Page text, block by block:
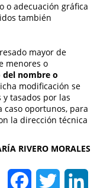
o adecuación gráfica
también
mayor de
menores o
del nombre o
modificación se
tasados por las
oportunos, para
la dirección técnica
RIVERO MORALES
FacebookTwitter